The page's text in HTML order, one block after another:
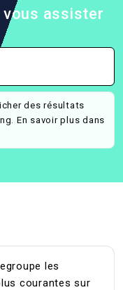
vous assister
des résultats
En savoir plus dans
les
courantes sur